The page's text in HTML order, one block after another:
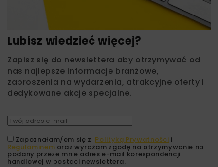
Lubisz wiedzieć więcej?
Zapisz się do newslettera aby otrzymywać od
nas najlepsze informacje branżowe,
zaproszenia na wydarzenia, atrakcyjne oferty i
dedykowane akcje specjalne.
Zapoznałam/em się z Polityką Prywatności i
Regulaminem oraz wyrażam zgodę na otrzymywanie na
podany przeze mnie adres e-mail korespondencji
handlowej w postaci newslettera.